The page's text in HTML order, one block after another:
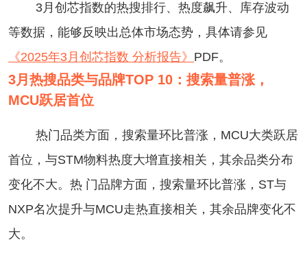
3月创芯指数的热搜排行、热度飙升、库存波动
等数据，能够反映出总体市场态势，具体请参见
《2025年3月创芯指数 分析报告》 PDF。
3月热搜品类与品牌TOP 10：搜索量普涨，
MCU跃居首位
热门品类方面，搜索量环比普涨，MCU大类跃居
首位，与STM物料热度大增直接相关，其余品类分布
变化不大。热 门品牌方面，搜索量环比普涨，ST与
NXP名次提升与MCU走热直接相关，其余品牌变化不
大。